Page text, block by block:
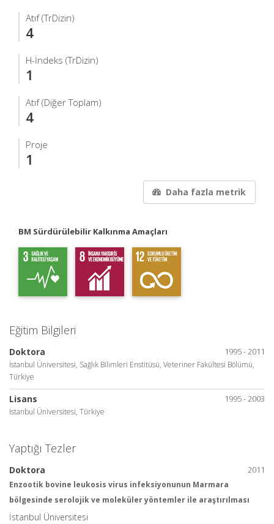
Atıf (TrDizin)
4
H-İndeks (TrDizin)
1
Atıf (Diğer Toplam)
4
Proje
1
Daha fazla metrik
BM Sürdürülebilir Kalkınma Amaçları
Eğitim Bilgileri
1995 - 2011
Doktora
İstanbul Üniversitesi, Sağlık Bilimleri Enstitüsü, Veteriner Fakültesi Bölümü,
Türkiye
1995 - 2003
Lisans
İstanbul Üniversitesi, Türkiye
Yaptığı Tezler
2011
Doktora
Enzootik bovine leukosis virus infeksiyonunun Marmara
bölgesinde serolojik ve moleküler yöntemler ile araştırılması
İstanbul Üniversitesi